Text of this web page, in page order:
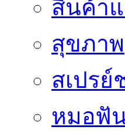
สินค้า
สุขภาพ
สเปรย์
หมอฟั